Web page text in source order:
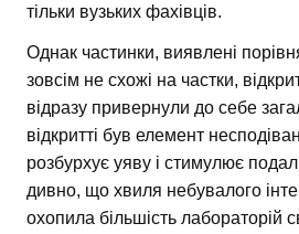
тільки вузьких фахівців.
Однак частинки, виявлені
зовсім не схожі на частки,
відразу привернули до себе
відкритті був елемент
розбурхує уяву і стимулює
дивно, що хвиля небувалого
охопила більшість лабораторій